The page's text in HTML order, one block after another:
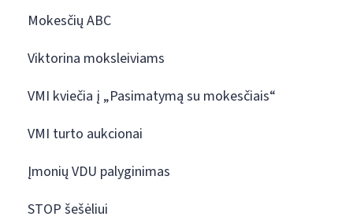
Mokesčių ABC
Viktorina moksleiviams
VMI kviečia į „Pasimatymą su mokesčiais“
VMI turto aukcionai
Įmonių VDU palyginimas
STOP šešėliui